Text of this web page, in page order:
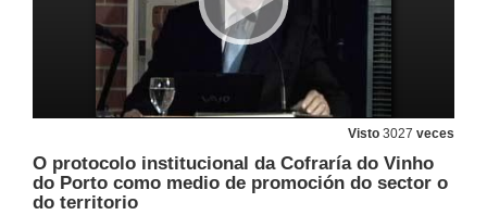
Visto 3027 veces
O protocolo institucional da Cofraría do Vinho
do Porto como medio de promoción do sector o
do territorio
Presentación
20 de maio de 2010